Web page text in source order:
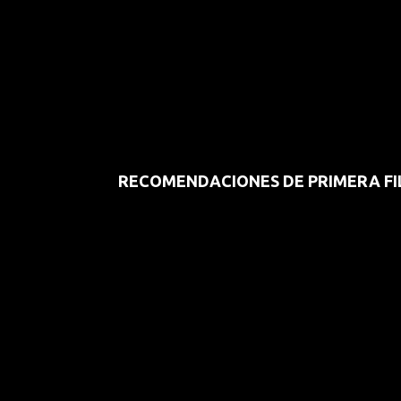
RECOMENDACIONES DE PRIMERA